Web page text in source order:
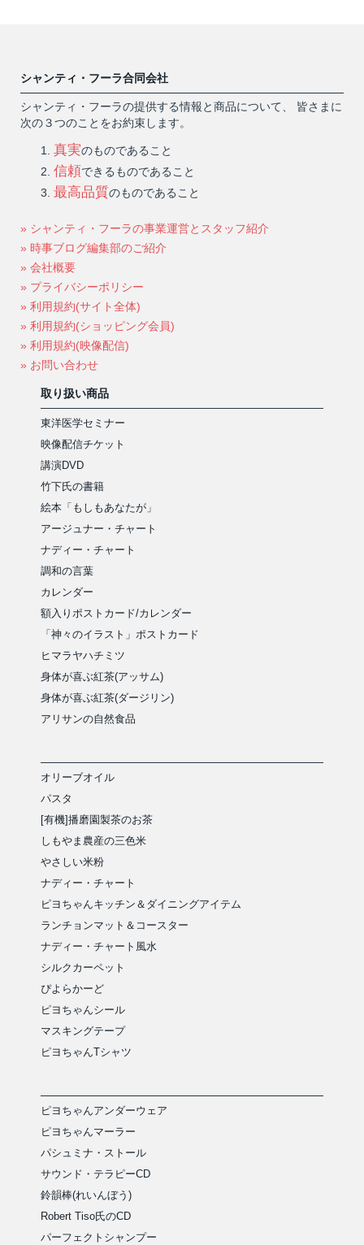
シャンティ・フーラ合同会社
シャンティ・フーラの提供する情報と商品について、 皆さまに
次の３つのことをお約束します。
真実のものであること
信頼できるものであること
最高品質のものであること
» シャンティ・フーラの事業運営とスタッフ紹介
» 時事ブログ編集部のご紹介
» 会社概要
» プライバシーポリシー
» 利用規約(サイト全体)
» 利用規約(ショッピング会員)
» 利用規約(映像配信)
» お問い合わせ
取り扱い商品
東洋医学セミナー
映像配信チケット
講演DVD
竹下氏の書籍
絵本「もしもあなたが」
アージュナー・チャート
ナディー・チャート
調和の言葉
カレンダー
額入りポストカード/カレンダー
「神々のイラスト」ポストカード
ヒマラヤハチミツ
身体が喜ぶ紅茶(アッサム)
身体が喜ぶ紅茶(ダージリン)
アリサンの自然食品
オリーブオイル
パスタ
[有機]播磨園製茶のお茶
しもやま農産の三色米
やさしい米粉
ナディー・チャート
ピヨちゃんキッチン＆ダイニングアイテム
ランチョンマット＆コースター
ナディー・チャート風水
シルクカーペット
ぴよらかーど
ピヨちゃんシール
マスキングテープ
ピヨちゃんTシャツ
ピヨちゃんアンダーウェア
ピヨちゃんマーラー
パシュミナ・ストール
サウンド・テラピーCD
鈴韻棒(れいんぼう)
Robert Tiso氏のCD
パーフェクトシャンプー